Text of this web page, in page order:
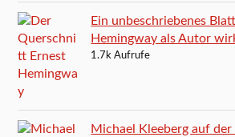
Ein unbeschriebenes
Hemingway als Autor
1.7k Aufrufe
Michael Kleeberg auf